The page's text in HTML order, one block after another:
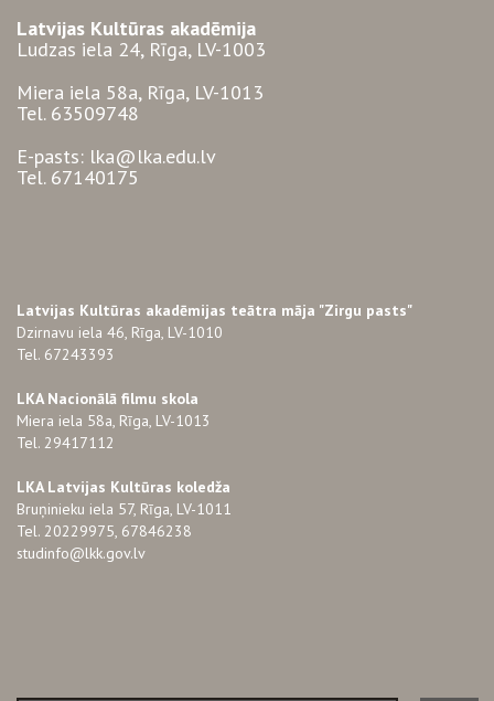
Latvijas Kultūras akadēmija
Ludzas iela 24, Rīga, LV-1003
Miera iela 58a, Rīga, LV-1013
Tel. 63509748
E-pasts: lka@lka.edu.lv
Tel. 67140175
Latvijas Kultūras akadēmijas teātra māja "Zirgu pasts"
Dzirnavu iela 46, Rīga, LV-1010
Tel. 67243393
LKA Nacionālā filmu skola
Miera iela 58a, Rīga, LV-1013
Tel. 29417112
LKA Latvijas Kultūras koledža
Bruņinieku iela 57, Rīga, LV-1011
Tel. 20229975, 67846238
studinfo@lkk.gov.lv